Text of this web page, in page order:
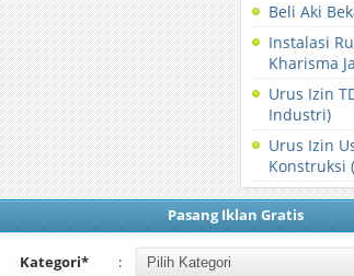
Beli Aki
Instalasi
Kharisma
Urus Izin
Industri)
Urus Izin
Konstruksi
Pasang Iklan Gratis
Kategori* :